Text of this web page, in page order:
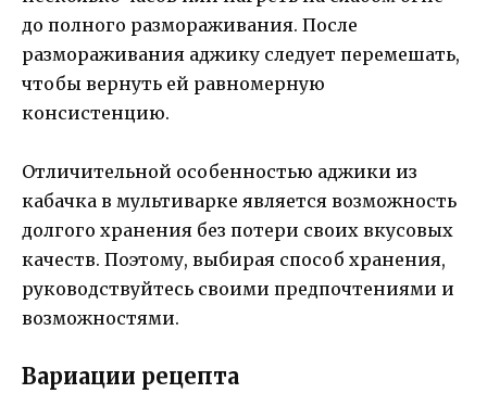
до полного размораживания. После
размораживания аджику следует перемешать,
чтобы вернуть ей равномерную
консистенцию.
Отличительной особенностью аджики из
кабачка в мультиварке является возможность
долгого хранения без потери своих вкусовых
качеств. Поэтому, выбирая способ хранения,
руководствуйтесь своими предпочтениями и
возможностями.
Вариации рецепта